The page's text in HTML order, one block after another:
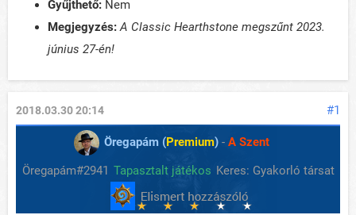
Gyűjthető: Nem
Megjegyzés: A Classic Hearthstone megszűnt 2023.
június 27-én!
#1
2018.03.30 20:14
Öregapám (Premium)- A Szent
Öregapám#2941 Tapasztalt játékos Keres: Gyakorló társat